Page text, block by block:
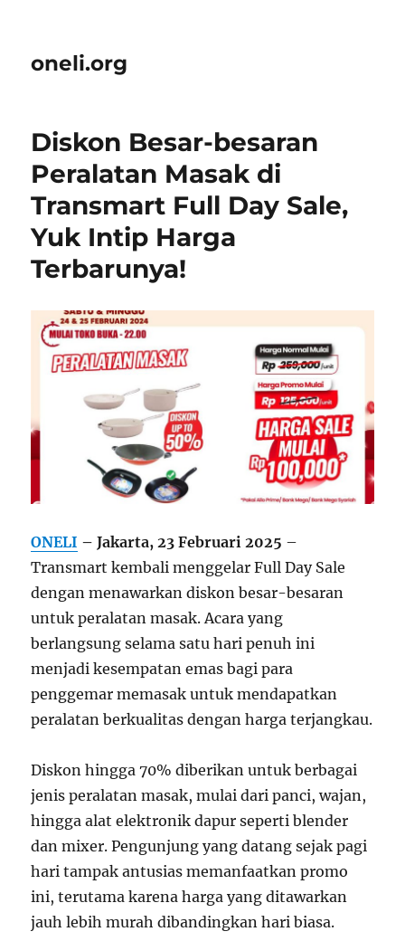
oneli.org
Diskon Besar-besaran
Peralatan Masak di
Transmart Full Day Sale,
Yuk Intip Harga
Terbarunya!
ONELI – Jakarta, 23 Februari 2025 –
Transmart kembali menggelar Full Day Sale
dengan menawarkan diskon besar-besaran
untuk peralatan masak. Acara yang
berlangsung selama satu hari penuh ini
menjadi kesempatan emas bagi para
penggemar memasak untuk mendapatkan
peralatan berkualitas dengan harga terjangkau.
Diskon hingga 70% diberikan untuk berbagai
jenis peralatan masak, mulai dari panci, wajan,
hingga alat elektronik dapur seperti blender
dan mixer. Pengunjung yang datang sejak pagi
hari tampak antusias memanfaatkan promo
ini, terutama karena harga yang ditawarkan
jauh lebih murah dibandingkan hari biasa.